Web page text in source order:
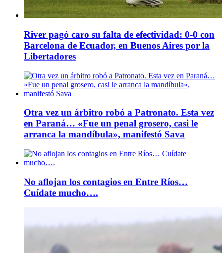
River pagó caro su falta de efectividad: 0-0 con
Barcelona de Ecuador, en Buenos Aires por la
Libertadores
Otra vez un árbitro robó a Patronato. Esta vez
en Paraná… «Fue un penal grosero, casi le
arranca la mandíbula», manifestó Sava
No aflojan los contagios en Entre Ríos…
Cuídate mucho….